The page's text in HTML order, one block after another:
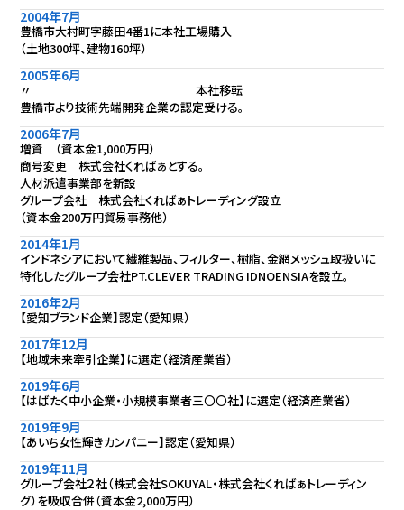
2004年7月
豊橋市大村町字藤田4番1に本社工場購入
（土地300坪、建物160坪）
2005年6月
〃 本社移転
豊橋市より技術先端開発企業の認定受ける。
2006年7月
増資 （資本金1,000万円）
商号変更 株式会社くればぁとする。
人材派遣事業部を新設
グループ会社 株式会社くればぁトレーディング設立
（資本金200万円貿易事務他）
2014年1月
インドネシアにおいて繊維製品、フィルター、樹脂、金網メッシュ取扱いに
特化したグループ会社PT.CLEVER TRADING IDNOENSIAを設立。
2016年2月
【愛知ブランド企業】認定（愛知県）
2017年12月
【地域未来牽引企業】に選定（経済産業省）
2019年6月
【はばたく中小企業・小規模事業者三〇〇社】に選定（経済産業省）
2019年9月
【あいち女性輝きカンパニー】認定（愛知県）
2019年11月
グループ会社２社（株式会社SOKUYAL・株式会社くればぁトレーディン
グ）を吸収合併（資本金2,000万円）